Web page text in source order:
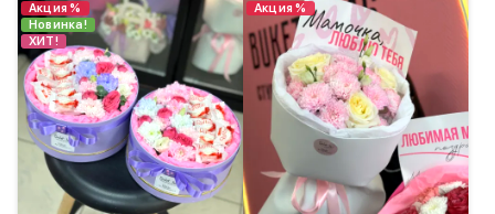
Акция %
Новинка!
ХИТ!
Акция %